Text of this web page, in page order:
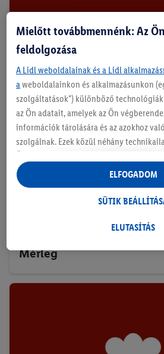
Dagasztás & Keverés
Mérleg
Mielőtt továbbmennénk: Az
feldolgozása
A Lidl weboldalainak és a Lidl
a weboldalainkon és alkalmazásunkon
szolgáltatások") különböző
az Ön adatait, amelyek az Ön
információk tárolására és az azokhoz
szolgálnak. Ezek közül néhány
statisztikák összeállításához vagy a Lidl
és kívül személyre szabott hirdetésekhez.
program résztvevője, bolti vásárlási
A "Sütik beállítása" alatt engedélyezheti
Az "Elutasítás" gombra kattintva csak a
Ön hozzájárul a fent említett célokból
Az impresszumokat itt találja.
ELUTASÍTÁS
SÜTIK
ELFOGADOM